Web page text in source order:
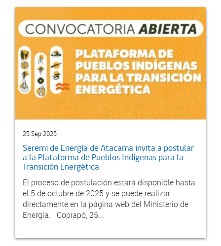
25 Sep 2025
Seremi de Energía de Atacama invita a postular
a la Plataforma de Pueblos Indígenas para la
Transición Energética
El proceso de postulación estará disponible hasta
el 5 de octubre de 2025 y se puede realizar
directamente en la página web del Ministerio de
Energía. Copiapó, 25...